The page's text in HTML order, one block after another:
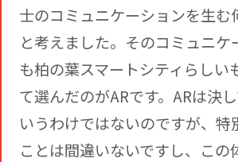
士のコミュニケーションを生む
と考えました。そのコミュニケ
も柏の葉スマートシティらしい
て選んだのがARです。ARは決
いうわけではないのですが、特
ことは間違いないですし、この